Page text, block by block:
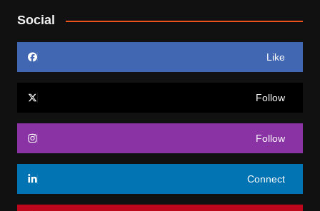
Social
Like
Follow
Follow
Connect